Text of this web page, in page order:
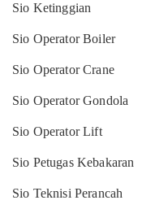
Sio Ketinggian
Sio Operator Boiler
Sio Operator Crane
Sio Operator Gondola
Sio Operator Lift
Sio Petugas Kebakaran
Sio Teknisi Perancah